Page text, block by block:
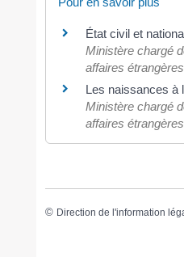
État civil et
Ministère chargé
affaires étrangères
Les naissances à
Ministère chargé
affaires étrangères
© Direction de l'information